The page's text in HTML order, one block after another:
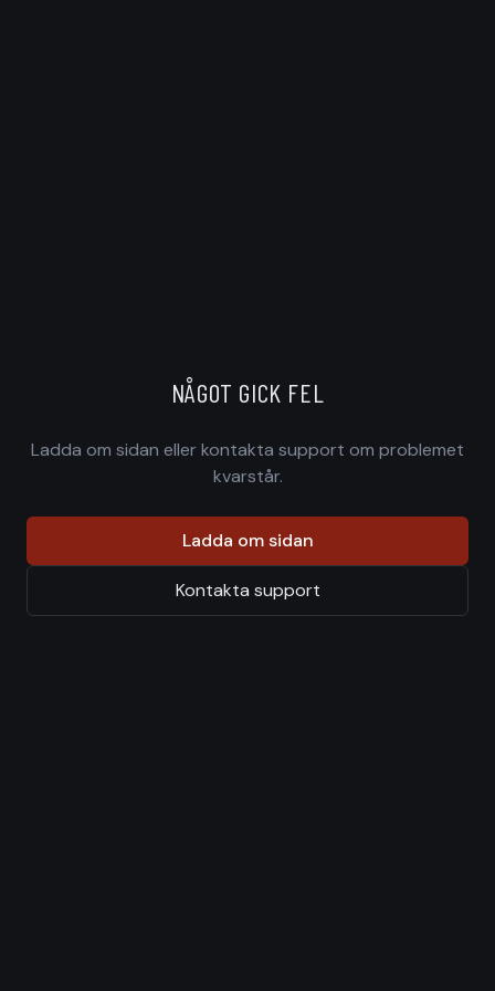
NÅGOT GICK FEL
Ladda om sidan eller kontakta support om problemet
kvarstår.
Ladda om sidan
Kontakta support